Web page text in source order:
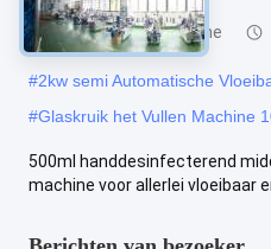
Flessenvullenmachine
#2kw semi Automatische
#Glaskruik het Vullen Machine
500ml handdesinfecterend
machine voor allerlei vloeibaar